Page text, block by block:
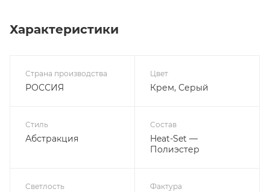
Характеристики
Страна производства
РОССИЯ
Цвет
Крем, Серый
Стиль
Абстракция
Состав
Heat-Set —
Полиэстер
Светлость Фактура